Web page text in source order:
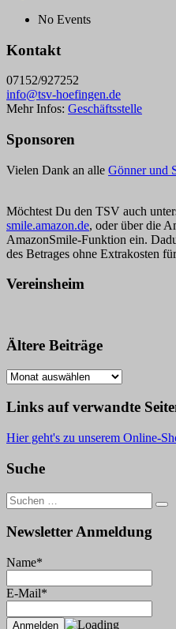
No Events
Kontakt
07152/927252
info@tsv-hoefingen.de
Mehr Infos: Geschäftsstelle
Sponsoren
Vielen Dank an alle Gönner und
Möchtest Du den TSV auch
smile.amazon.de, oder über die
AmazonSmile-Funktion ein.
des Betrages ohne Extrakosten
Vereinsheim
Ältere Beiträge
Ältere
Links auf verwandte
Hier geht's zu unserem Online-
Suche
Suche
nach:
Newsletter Anmeldung
Name*
E-Mail*